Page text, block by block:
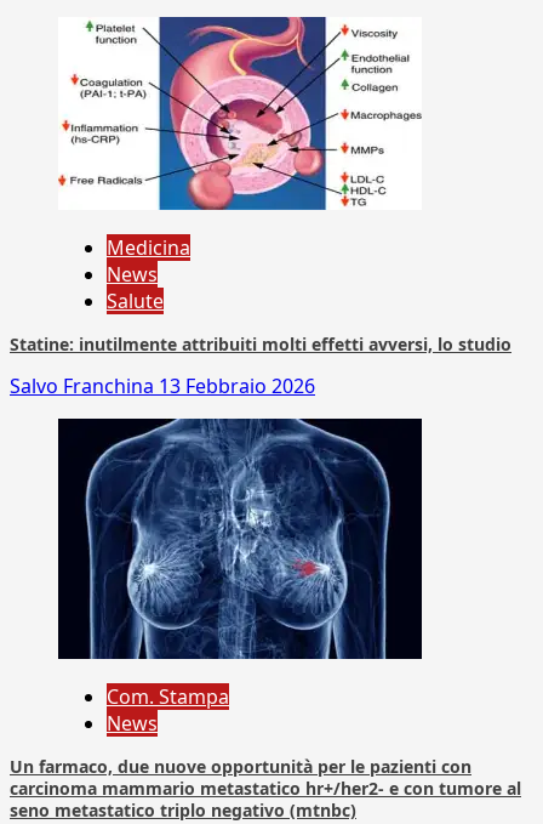
Medicina
News
Salute
Statine: inutilmente attribuiti molti effetti avversi, lo studio
Salvo Franchina 13 Febbraio 2026
Com. Stampa
News
Un farmaco, due nuove opportunità per le pazienti con
carcinoma mammario metastatico hr+/her2- e con tumore al
seno metastatico triplo negativo (mtnbc)